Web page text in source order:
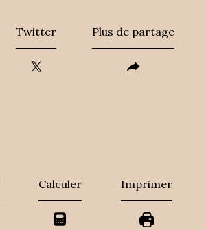
Twitter Plus de partage
Calculer Imprimer